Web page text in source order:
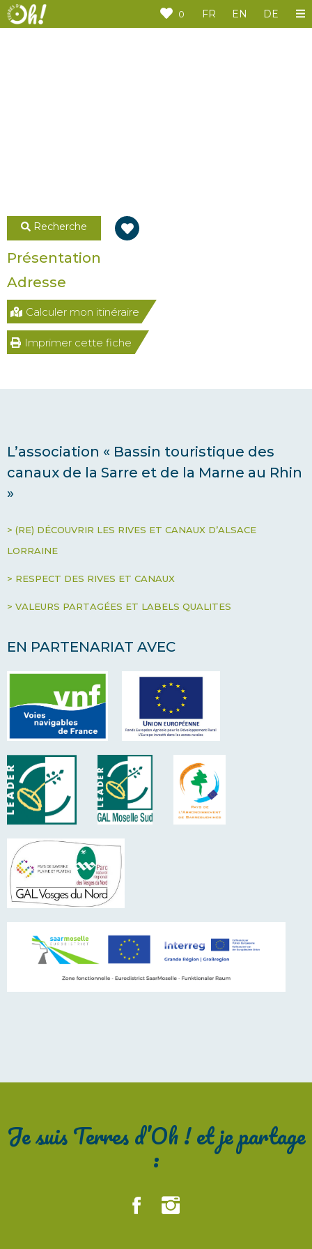
0 FR EN DE
Recherche
Présentation
Adresse
Calculer mon itinéraire
Imprimer cette fiche
L’association « Bassin touristique des
canaux de la Sarre et de la Marne au Rhin
»
> (RE) DÉCOUVRIR LES RIVES ET CANAUX D’ALSACE
LORRAINE
> RESPECT DES RIVES ET CANAUX
> VALEURS PARTAGÉES ET LABELS QUALITES
EN PARTENARIAT AVEC
Je suis Terres d’Oh ! et je partage
:
Panneau de gestion des cookies